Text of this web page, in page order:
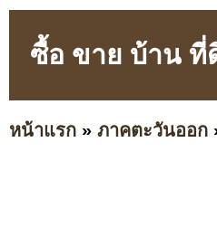
ซื้อ ขาย บ้าน ที่
หน้าแรก » ภาคตะวันออก